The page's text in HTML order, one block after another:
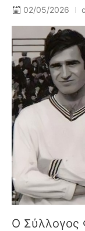
02/05/2026
Ο Σύλλογος